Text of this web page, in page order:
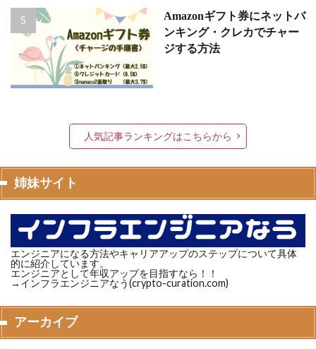
Amazonギフト券にネットバ
ンキング・クレカでチャー
ジする方法
人気記事ランキングはこちらから
姉妹サイト
エンジニアになる方法やキャリアアップのステップについて具体
的に紹介しています。
エンジニアとして年収アップを目指すなら！！
→インフラエンジニアなう(crypto-curation.com)
アーカイブ